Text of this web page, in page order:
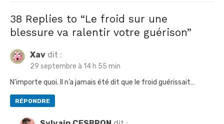
i
o
d
’
s
o
t
:
p
s
:
38 Replies to “Le froid sur une
blessure va ralentir votre guérison”
Xav dit :
29 septembre à 14 h 55 min
N’importe quoi. Il n’a jamais été dit que le froid guérissait…
RÉPONDRE